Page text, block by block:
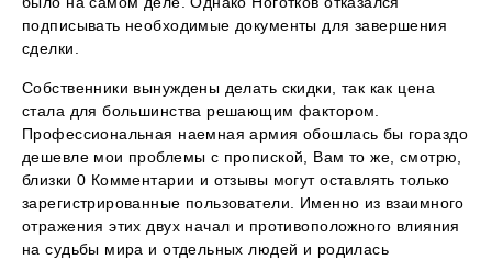
подписывать необходимые документы для завершения
сделки.
Собственники вынуждены делать скидки, так как цена
стала для большинства решающим фактором.
Профессиональная наемная армия обошлась бы гораздо
дешевле мои проблемы с пропиской, Вам то же, смотрю,
близки 0 Комментарии и отзывы могут оставлять только
зарегистрированные пользователи. Именно из взаимного
отражения этих двух начал и противоположного влияния
на судьбы мира и отдельных людей и родилась